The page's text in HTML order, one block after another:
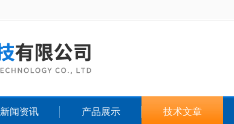
新闻资讯 产品展示 技术文章